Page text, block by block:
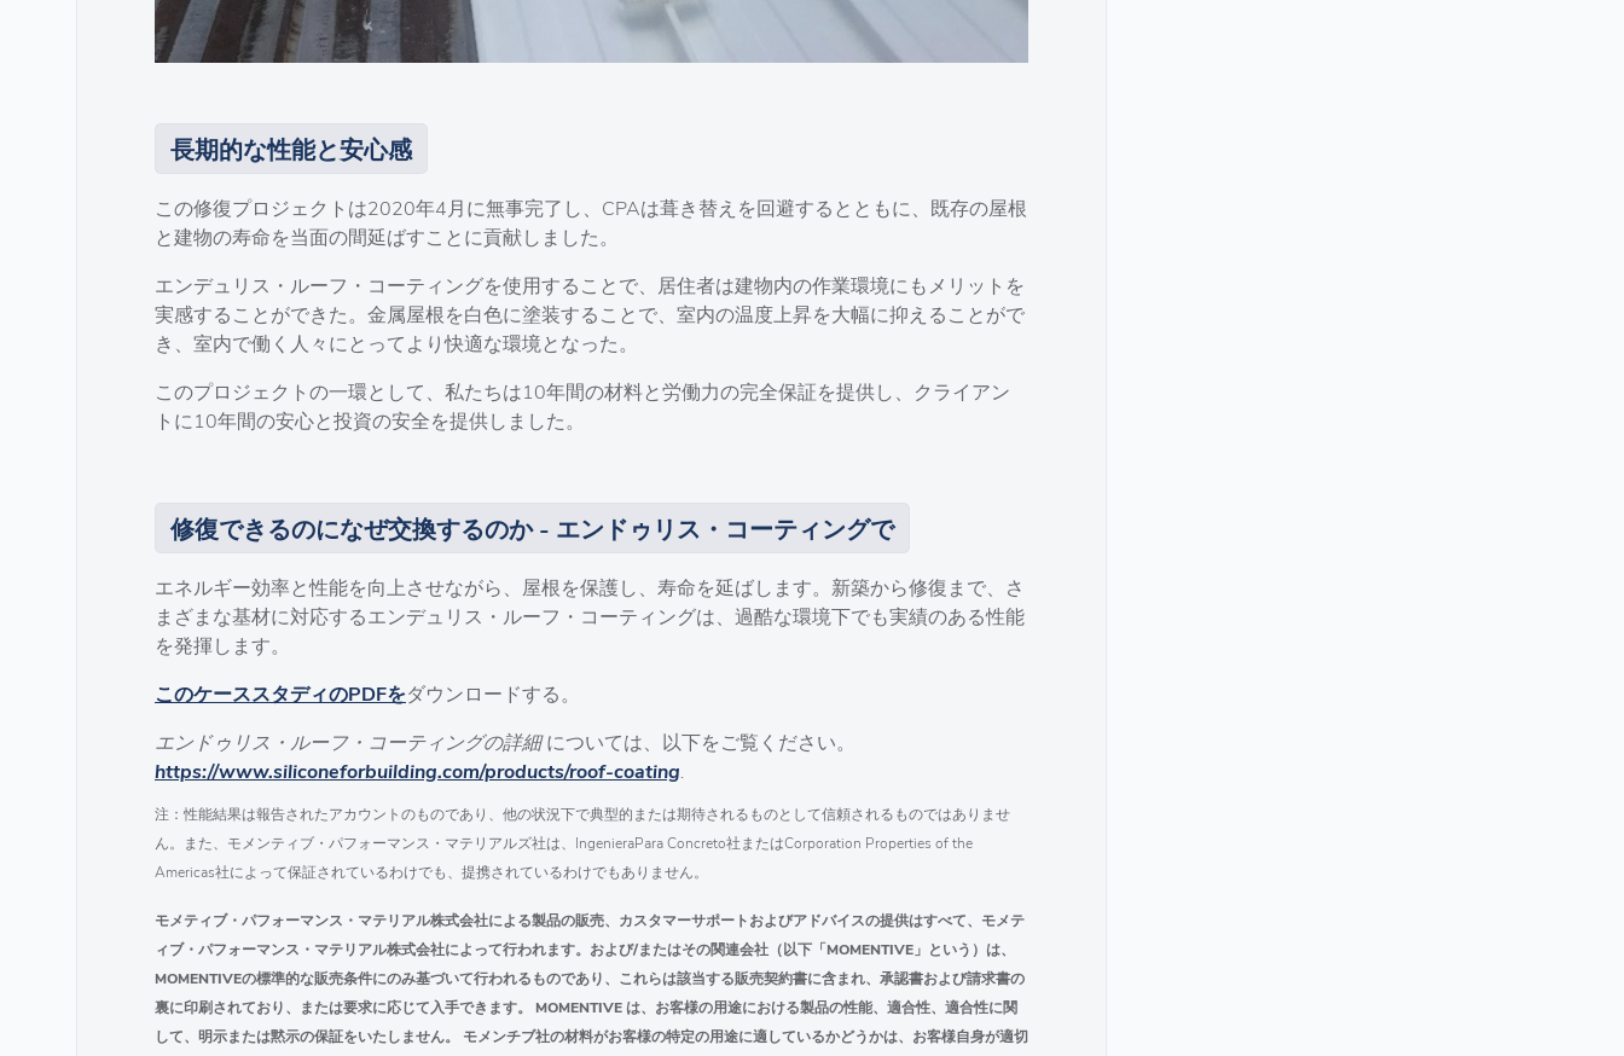
長期的な性能と安心感
この修復プロジェクトは2020年4月に無事完了し、CPAは葺き替えを回避するとともに、既存の屋根
と建物の寿命を当面の間延ばすことに貢献しました。
エンデュリス・ルーフ・コーティングを使用することで、居住者は建物内の作業環境にもメリットを
実感することができた。金属屋根を白色に塗装することで、室内の温度上昇を大幅に抑えることがで
き、室内で働く人々にとってより快適な環境となった。
このプロジェクトの一環として、私たちは10年間の材料と労働力の完全保証を提供し、クライアン
トに10年間の安心と投資の安全を提供しました。
修復できるのになぜ交換するのか - エンドゥリス・コーティングで
エネルギー効率と性能を向上させながら、屋根を保護し、寿命を延ばします。新築から修復まで、さ
まざまな基材に対応するエンデュリス・ルーフ・コーティングは、過酷な環境下でも実績のある性能
を発揮します。
このケーススタディのPDFをダウンロードする。
エンドゥリス・ルーフ・コーティングの詳細については、以下をご覧ください。
https://www.siliconeforbuilding.com/products/roof-coating
注：性能結果は報告されたアカウントのものであり、他の状況下で典型的または期待されるものとして信頼されるものではありませ
ん。また、モメンティブ・パフォーマンス・マテリアルズ社は、IngenieraPara Concreto社またはCorporation Properties of the
Americas社によって保証されているわけでも、提携されているわけでもありません。
モメティブ・パフォーマンス・マテリアル株式会社による製品の販売、カスタマーサポートおよびアドバイスの提供はすべて、モメテ
ィブ・パフォーマンス・マテリアル株式会社によって行われます。および/またはその関連会社（以下「MOMENTIVE」という）は、
MOMENTIVEの標準的な販売条件にのみ基づいて行われるものであり、これらは該当する販売契約書に含まれ、承認書および請求書の
裏に印刷されており、または要求に応じて入手できます。 MOMENTIVE は、お客様の用途における製品の性能、適合性、適合性に関
して、明示または黙示の保証をいたしません。 モメンチブ社の材料がお客様の特定の用途に適しているかどうかは、お客様自身が適切